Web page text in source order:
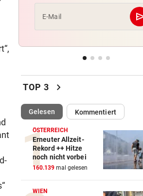
„War echt blöd“
vor
soll abschieben
Pfeifkonzert? „Habe für den
alles gegeben!“
LISL PERKAUS
Wienerin stieß vor 100 Jahren
Rekord für Ewigkeit
NACH FRANKFURT-WECHSEL vor
Klepeisz:
ich haben wollte“
E-Mail
TOP 3 chevron_right
Gelesen(ausgewählt)Kommentiert
ÖSTERREICH
Erneuter Allzeit-
Rekord ++ Hitze
noch nicht vorbei
160.139 mal gelesen
WIEN